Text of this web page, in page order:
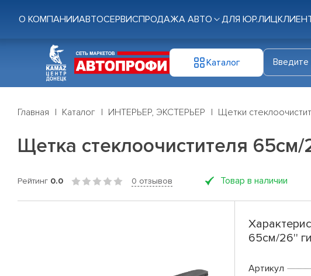
О КОМПАНИИАВТОСЕРВИСПРОДАЖА АВТО ДЛЯ ЮР.ЛИЦ
Каталог
Главная Каталог ИНТЕРЬЕР, ЭКСТЕРЬЕР Щетки
Щетка стеклоочистителя
Рейтинг 0.0 0 отзывов Товар в наличии
65см/26''
Артикул